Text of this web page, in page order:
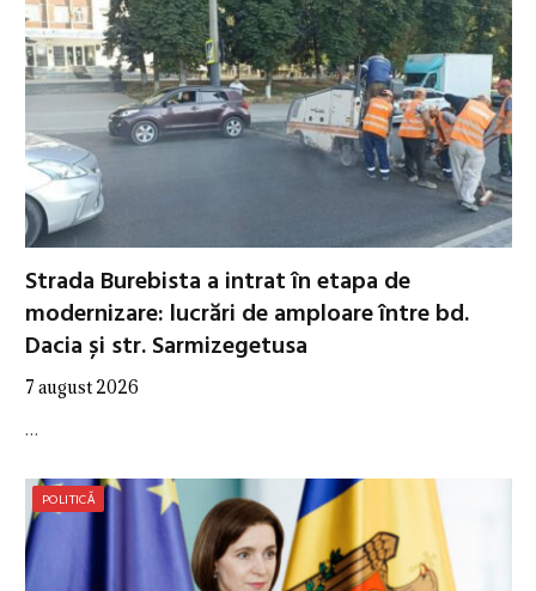
Strada Burebista a intrat în etapa de
modernizare: lucrări de amploare între bd.
Dacia și str. Sarmizegetusa
7 august 2026
…
POLITICĂ